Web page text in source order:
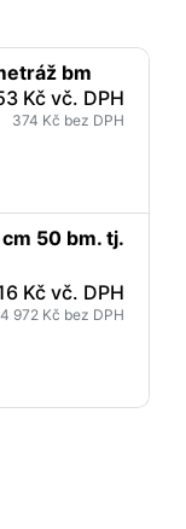
bm
Kč vč. DPH
374 Kč bez DPH
50 bm. tj.
Kč vč. DPH
972 Kč bez DPH